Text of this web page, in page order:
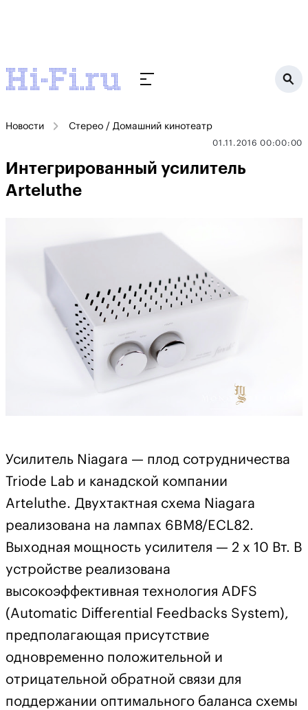
Новости Стерео / Домашний кинотеатр
01.11.2016 00:00:00
Интегрированный усилитель
Arteluthe
Усилитель Niagara — плод сотрудничества
Triode Lab и канадской компании
Arteluthe. Двухтактная схема Niagara
реализована на лампах 6BM8/ECL82.
Выходная мощность усилителя — 2 х 10 Вт. В
устройстве реализована
высокоэффективная технология ADFS
(Automatic Differential Feedbacks System),
предполагающая присутствие
одновременно положительной и
отрицательной обратной связи для
поддержании оптимального баланса схемы